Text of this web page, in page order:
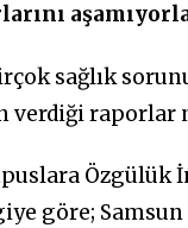
sağlık
verdiği raporlar
Özgülük
göre; Samsun